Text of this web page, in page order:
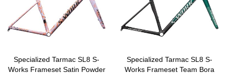
Specialized Tarmac SL8 S-
Works Frameset Satin Powder
Specialized Tarmac SL8 S-
Works Frameset Team Bora